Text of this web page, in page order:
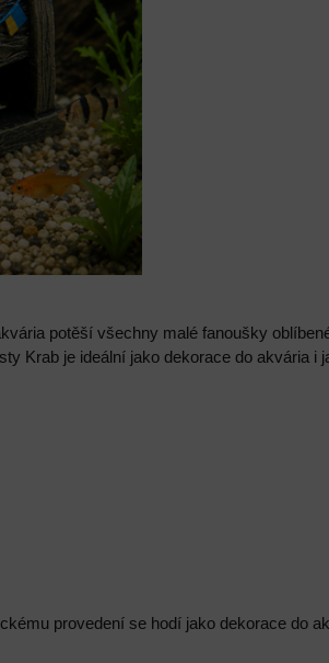
potěší všechny malé fanoušky
Krab je ideální jako dekorace do akvária i
provedení se hodí jako dekorace do